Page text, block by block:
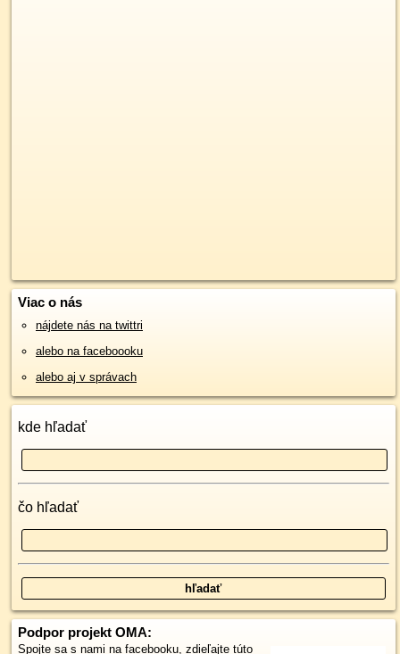
Viac o nás
nájdete nás na twittri
alebo na faceboooku
alebo aj v správach
kde hľadať
čo hľadať
Podpor projekt OMA:
Spojte sa s nami na facebooku, zdieľajte túto